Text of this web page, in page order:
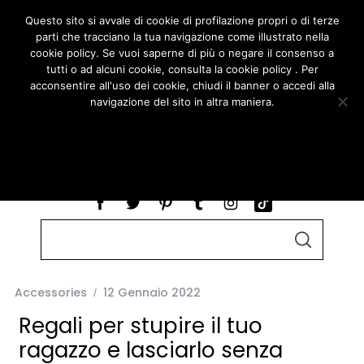
r
h
f
S
Accessories 12 Gennaio 2022
Regali per stupire il tuo
ragazzo e lasciarlo senza
Questo sito si avvale di cookie di profilazione propri o di terze
parti che tracciano la tua navigazione come illustrato nella
cookie policy. Se vuoi saperne di più o negare il consenso a
tutti o ad alcuni cookie, consulta la cookie policy . Per
acconsentire all'uso dei cookie, chiudi il banner o accedi alla
navigazione del sito in altra maniera.